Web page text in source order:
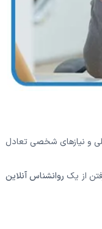
و نیازهای شخصی تعادل
از یک روانشناس آنلاین